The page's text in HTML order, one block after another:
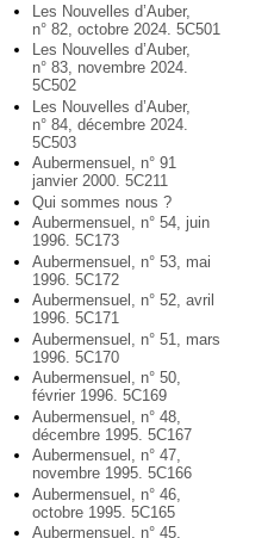
Les Nouvelles d’Auber,
n° 82, octobre 2024. 5C501
Les Nouvelles d’Auber,
n° 83, novembre 2024.
5C502
Les Nouvelles d’Auber,
n° 84, décembre 2024.
5C503
Aubermensuel, n° 91
janvier 2000. 5C211
Qui sommes nous ?
Aubermensuel, n° 54, juin
1996. 5C173
Aubermensuel, n° 53, mai
1996. 5C172
Aubermensuel, n° 52, avril
1996. 5C171
Aubermensuel, n° 51, mars
1996. 5C170
Aubermensuel, n° 50,
février 1996. 5C169
Aubermensuel, n° 48,
décembre 1995. 5C167
Aubermensuel, n° 47,
novembre 1995. 5C166
Aubermensuel, n° 46,
octobre 1995. 5C165
Aubermensuel, n° 45,